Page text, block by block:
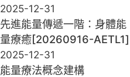
2025-12-31
先進能量傳遞一階：身體能
量療癒[20260916-AETL1]
2025-12-31
能量療法概念建構